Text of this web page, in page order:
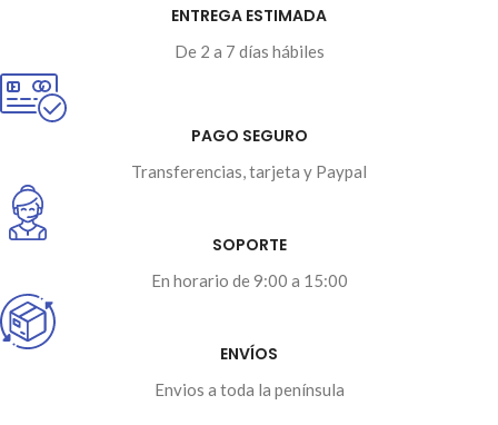
ENTREGA ESTIMADA
De 2 a 7 días hábiles
PAGO SEGURO
Transferencias, tarjeta y Paypal
SOPORTE
En horario de 9:00 a 15:00
ENVÍOS
Envios a toda la península